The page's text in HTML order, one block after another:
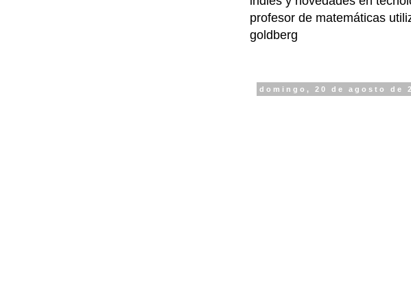
profesor de matemáticas
goldberg
domingo, 20 de agosto de